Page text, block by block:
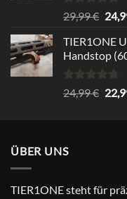
Rated5.00
out of 5
29,99€
was:
TIER1ONE
Handstop
Rated4.67
out of 5
24,99€
ÜBER UNS
TIER1ONE steht für